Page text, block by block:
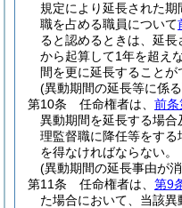
規定により延長された期
職を占める職員について
ると認めるときは、延
から起算して1年を超え
間を更に延長することが
(異動期間の延長等に係
第10条
任命権者は、 前条
異動期間を延長する場合
理監督職に降任等をす
を得なければならない。
(異動期間の延長事由が
第11条
任命権者は、 第9
た場合において、当該